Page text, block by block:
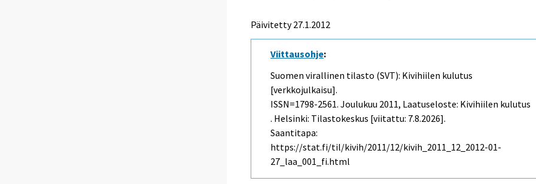
Päivitetty 27.1.2012
Viittausohje:
Suomen virallinen tilasto (SVT): Kivihiilen kulutus
[verkkojulkaisu].
ISSN=1798-2561.Joulukuu 2011, Laatuseloste: Kivihiilen kulutus
. Helsinki: Tilastokeskus [viitattu: 7.8.2026].
Saantitapa:
https://stat.fi/til/kivih/2011/12/kivih_2011_12_2012-01-
27_laa_001_fi.html